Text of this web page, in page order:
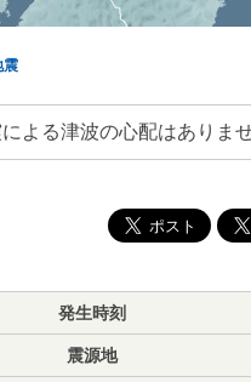
震
よる津波の心配はありませ
発生時刻
震源地